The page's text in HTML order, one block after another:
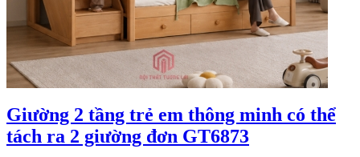
Giường 2 tầng trẻ em thông minh có thể
tách ra 2 giường đơn GT6873